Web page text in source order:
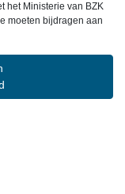
het Ministerie van BZK
moeten bijdragen aan